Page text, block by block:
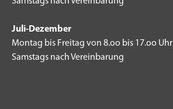
Juli-Dezember
Montag bis Freitag von 8.oo bis 17.oo Uhr
Samstags nach Vereinbarung